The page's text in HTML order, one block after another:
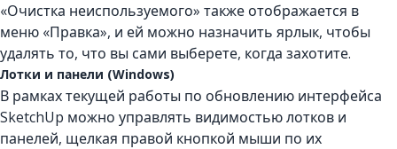
«Очистка неиспользуемого» также отображается в
меню «Правка», и ей можно назначить ярлык, чтобы
удалять то, что вы сами выберете, когда захотите.
Лотки и панели (Windows)
В рамках текущей работы по обновлению интерфейса
SketchUp можно управлять видимостью лотков и
панелей, щелкая правой кнопкой мыши по их